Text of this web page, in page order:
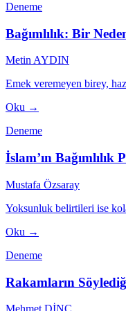
Deneme
Bağımlılık: Bir
Metin AYDIN
Emek veremeyen birey,
Oku →
Deneme
İslam’ın Bağımlılık
Mustafa Özsaray
Yoksunluk belirtileri ise
Oku →
Deneme
Rakamların